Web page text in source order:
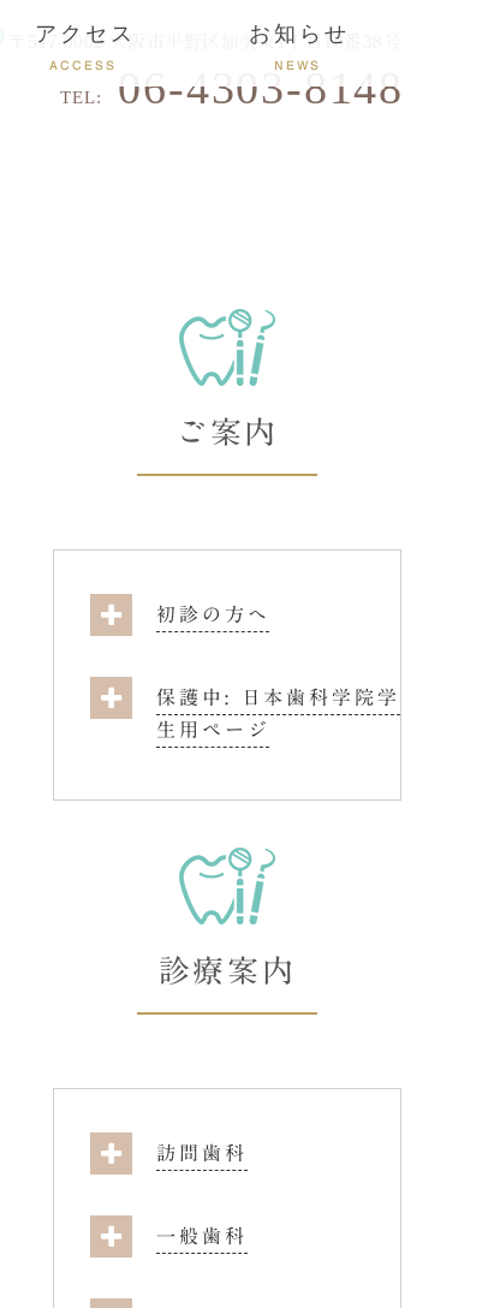
〒547-0002 大阪市平野区加美東1丁目10番38号
TEL: 06-4303-8148
アクセス
ACCESS
お知らせ
NEWS
ご案内
初診の方へ
保護中: 日本歯科学院学
生用ページ
診療案内
訪問歯科
一般歯科